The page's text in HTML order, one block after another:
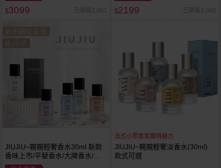
$3099 已銷售2,001 $2199 已銷售2,002
JIUJIU~親親輕奢香水30ml 新款
香味上市/平替香水/大牌香水/大
牌平替
法式小眾香氛獨特魅力
JIUJIU~親親輕奢淡香水(30ml)
款式可選